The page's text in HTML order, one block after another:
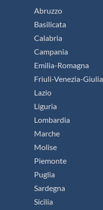
Abruzzo
Basilicata
Calabria
Campania
Emilia-Romagna
Friuli-Venezia-Giulia
Lazio
Liguria
Lombardia
Marche
Molise
Piemonte
Puglia
Sardegna
Sicilia